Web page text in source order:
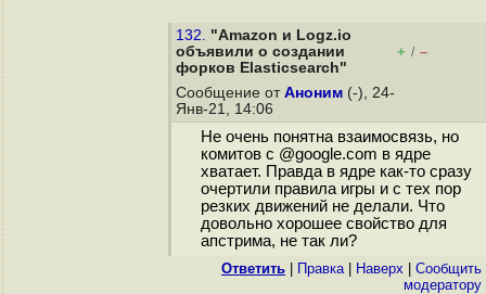
132. "Amazon и Logz.io
объявили о создании
форков Elasticsearch"
+ / –
Сообщение от Аноним (-), 24-
Янв-21, 14:06
Не очень понятна взаимосвязь, но
комитов с @google.com в ядре
хватает. Правда в ядре как-то сразу
очертили правила игры и с тех пор
резких движений не делали. Что
довольно хорошее свойство для
апстрима, не так ли?
Ответить Правка| Наверх
Cообщить
модератору